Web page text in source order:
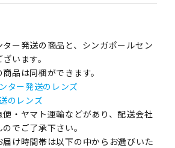
ー発送の商品と、シンガポールセン
います。
品は同梱ができます。
ター発送のレンズ
のレンズ
・ヤマト運輸などがあり、配送会社
でご了承下さい。
け時間帯は以下の中からお選びいた